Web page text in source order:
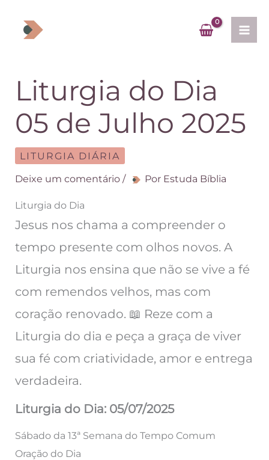
Liturgia do Dia
05 de Julho 2025
LITURGIA DIÁRIA
Deixe um comentário / Por Estuda Bíblia
Liturgia do Dia
Jesus nos chama a compreender o
tempo presente com olhos novos. A
Liturgia nos ensina que não se vive a fé
com remendos velhos, mas com
coração renovado. 📖 Reze com a
Liturgia do dia e peça a graça de viver
sua fé com criatividade, amor e entrega
verdadeira.
Liturgia do Dia: 05/07/2025
Sábado da 13ª Semana do Tempo Comum
Oração do Dia